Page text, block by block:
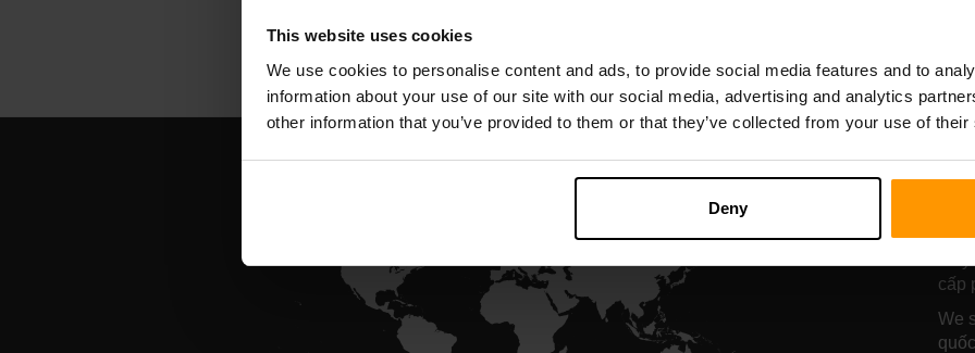
This website uses cookies
We use cookies to personalise content and ads, to provide social media features and to
information about your use of our site with our social media, advertising and analytics
other information that you’ve provided to them or that they’ve collected from your use of
Deny
cấp
We